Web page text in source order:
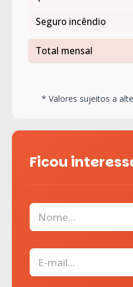
Seguro incêndio
Total mensal
* Valores sujeitos a
Ficou